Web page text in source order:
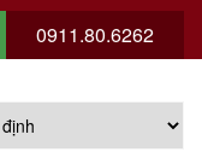
0911.80.6262